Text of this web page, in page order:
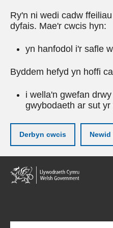
Ry'n ni wedi cadw
dyfais. Mae'r cwcis hyn:
yn hanfodol i'r safle
Byddem hefyd yn hoffi
i wella'n gwefan
gwybodaeth ar sut
Derbyn cwcis
Neidio
i'r
prif